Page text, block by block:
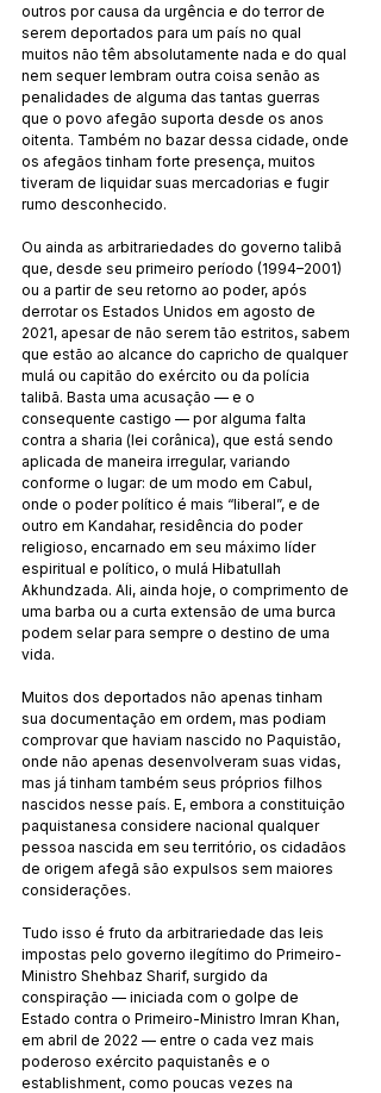
outros por causa da urgência e do terror de
serem deportados para um país no qual
muitos não têm absolutamente nada e do qual
nem sequer lembram outra coisa senão as
penalidades de alguma das tantas guerras
que o povo afegão suporta desde os anos
oitenta. Também no bazar dessa cidade, onde
os afegãos tinham forte presença, muitos
tiveram de liquidar suas mercadorias e fugir
rumo desconhecido.
Ou ainda as arbitrariedades do governo talibã
que, desde seu primeiro período (1994–2001)
ou a partir de seu retorno ao poder, após
derrotar os Estados Unidos em agosto de
2021, apesar de não serem tão estritos, sabem
que estão ao alcance do capricho de qualquer
mulá ou capitão do exército ou da polícia
talibã. Basta uma acusação — e o
consequente castigo — por alguma falta
contra a sharia (lei corânica), que está sendo
aplicada de maneira irregular, variando
conforme o lugar: de um modo em Cabul,
onde o poder político é mais “liberal”, e de
outro em Kandahar, residência do poder
religioso, encarnado em seu máximo líder
espiritual e político, o mulá Hibatullah
Akhundzada. Ali, ainda hoje, o comprimento de
uma barba ou a curta extensão de uma burca
podem selar para sempre o destino de uma
vida.
Muitos dos deportados não apenas tinham
sua documentação em ordem, mas podiam
comprovar que haviam nascido no Paquistão,
onde não apenas desenvolveram suas vidas,
mas já tinham também seus próprios filhos
nascidos nesse país. E, embora a constituição
paquistanesa considere nacional qualquer
pessoa nascida em seu território, os cidadãos
de origem afegã são expulsos sem maiores
considerações.
Tudo isso é fruto da arbitrariedade das leis
impostas pelo governo ilegítimo do Primeiro-
Ministro Shehbaz Sharif, surgido da
conspiração — iniciada com o golpe de
Estado contra o Primeiro-Ministro Imran Khan,
em abril de 2022 — entre o cada vez mais
poderoso exército paquistanês e o
establishment, como poucas vezes na